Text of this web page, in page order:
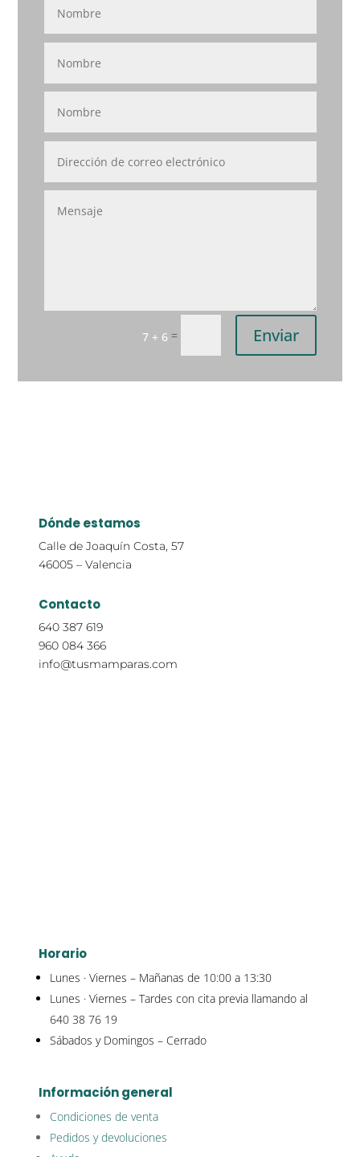
7 + 6 = Enviar
Dónde estamos
Calle de Joaquín Costa, 57
46005 – Valencia
Contacto
640 387 619
960 084 366
info@tusmamparas.com
Horario
Lunes · Viernes – Mañanas de 10:00 a 13:30
Lunes · Viernes – Tardes con cita previa llamando al
640 38 76 19
Sábados y Domingos – Cerrado
Información general
Condiciones de venta
Pedidos y devoluciones